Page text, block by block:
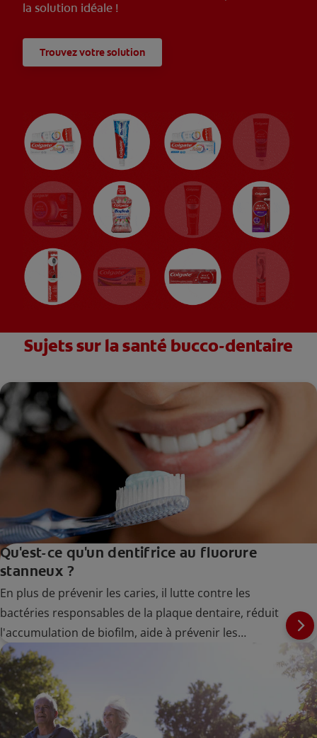
la solution idéale !
Trouvez votre solution
Sujets sur la santé bucco-dentaire
Qu'est-ce qu'un dentifrice au fluorure
stanneux ?
En plus de prévenir les caries, il lutte contre les
bactéries responsables de la plaque dentaire, réduit
l'accumulation de biofilm, aide à prévenir les
gingivites à un stade précoce et aide à soulager la
sensibilité dentaire.